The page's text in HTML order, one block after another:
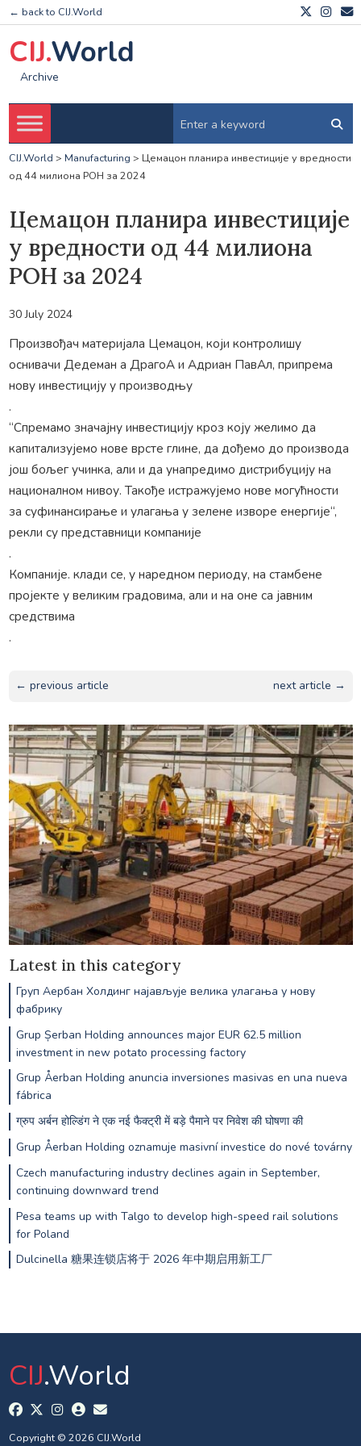
← back to CIJ.World
CIJ.World
Archive
CIJ.World > Manufacturing > Цемацон планира инвестиције у вредности
од 44 милиона РОН за 2024
Цемацон планира инвестиције
у вредности од 44 милиона
РОН за 2024
30 July 2024
Произвођач материјала Цемацон, који контролишу
оснивачи Дедеман а ДрагоА и Адриан ПавАл, припрема
нову инвестицију у производњу
.
“Спремамо значајну инвестицију кроз коју желимо да
капитализујемо нове врсте глине, да дођемо до производа
још бољег учинка, али и да унапредимо дистрибуцију на
националном нивоу. Такође истражујемо нове могућности
за суфинансирање и улагања у зелене изворе енергије“,
рекли су представници компаније
.
Компаније. клади се, у наредном периоду, на стамбене
пројекте у великим градовима, али и на оне са јавним
средствима
.
← previous article next article →
Latest in this category
Груп Аербан Холдинг најављује велика улагања у нову
фабрику
Grup Șerban Holding announces major EUR 62.5 million
investment in new potato processing factory
Grup Åerban Holding anuncia inversiones masivas en una nueva
fábrica
ग्रुप अर्बन होल्डिंग ने एक नई फैक्ट्री में बड़े पैमाने पर निवेश की घोषणा की
Grup Åerban Holding oznamuje masivní investice do nové továrny
Czech manufacturing industry declines again in September,
continuing downward trend
Pesa teams up with Talgo to develop high-speed rail solutions
for Poland
Dulcinella 糖果连锁店将于 2026 年中期启用新工厂
CIJ.World
Copyright © 2026 CIJ.World